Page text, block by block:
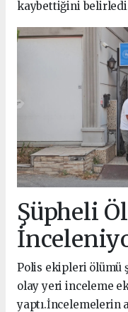
kaybettiğini
Şüpheli
Polis ekipleri ölümü
olay yeri inceleme
yaptı.İncelemelerin